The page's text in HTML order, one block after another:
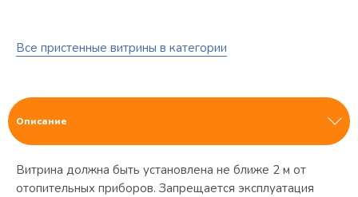
Все пристенные витрины в категории
Описание
Витрина должна быть установлена не ближе 2 м от
отопительных приборов. Запрещается эксплуатация